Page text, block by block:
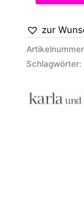
Mini
Hearts
Menge
zur
Schlagwörter: